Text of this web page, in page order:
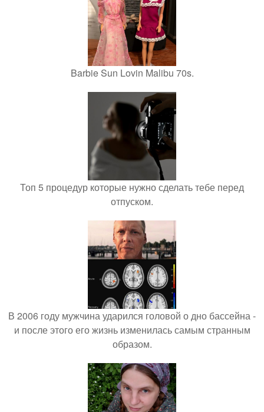
Barbie Sun Lovin Malibu 70s.
Топ 5 процедур которые нужно сделать тебе перед
отпуском.
В 2006 году мужчина ударился головой о дно бассейна -
и после этого его жизнь изменилась самым странным
образом.